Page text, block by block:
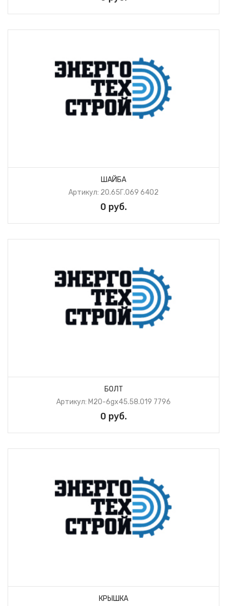
ШАЙБА
Артикул: 20.65Г.069 6402
0 руб.
БОЛТ
Артикул: М20-6gх45.58.019 7796
0 руб.
КРЫШКА